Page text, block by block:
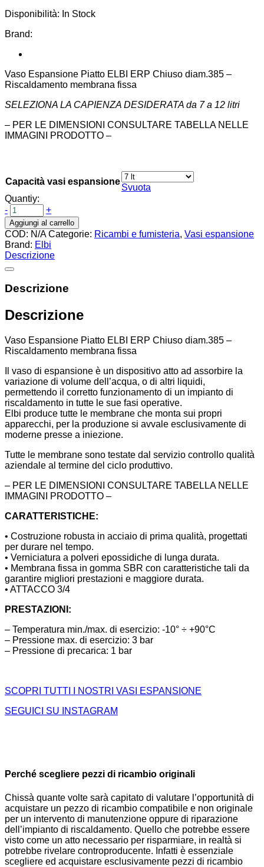
da
Disponibilità: In Stock
Brand:
Vaso Espansione Piatto ELBI ERP Chiuso diam.385 –
Riscaldamento membrana fissa
SELEZIONA LA CAPIENZA DESIDERATA da 7 a 12 litri
– PER LE DIMENSIONI CONSULTARE TABELLA NELLE
IMMAGINI PRODOTTO –
Capacità vasi espansione
Svuota
Quantiy:
-
+
Aggiungi al carrello
COD: N/A Categorie: Ricambi e fumisteria, Vasi espansione
Brand: Elbi
Descrizione
Descrizione
Descrizione
Vaso Espansione Piatto ELBI ERP Chiuso diam.385 –
Riscaldamento membrana fissa
Il vaso di espansione è un dispositivo atto ad assorbire la
variazione di volume dell’acqua, o di altri liquidi,
permettendo il corretto funzionamento di un impianto di
riscaldamento in tutte le sue fasi operative.
Elbi produce tutte le membrane che monta sui propri
apparecchi, per la produzione si avvale esclusivamente di
moderne presse a iniezione.
Tutte le membrane sono testate dal servizio controllo qualità
aziendale al termine del ciclo produttivo.
– PER LE DIMENSIONI CONSULTARE TABELLA NELLE
IMMAGINI PRODOTTO –
CARATTERISTICHE:
• Costruzione robusta in acciaio di prima qualità, progettati
per durare nel tempo.
• Verniciatura a polveri epossidiche di lunga durata.
• Membrana fissa in gomma SBR con caratteristiche tali da
garantire migliori prestazioni e maggiore durata.
• ATTACCO 3/4
PRESTAZIONI:
– Temperatura min./max. di esercizio: -10° ÷ +90°C
– Pressione max. di esercizio: 3 bar
– Pressione di precarica: 1 bar
SCOPRI TUTTI I NOSTRI VASI ESPANSIONE
SEGUICI SU INSTAGRAM
Perché scegliere pezzi di ricambio originali
Chissà quante volte sarà capitato di valutare l’opportunità di
acquistare un pezzo di ricambio compatibile e non originale
per un intervento di manutenzione oppure di riparazione
dell’impianto di riscaldamento. Quello che potrebbe essere
visto come un atto necessario per risparmiare, in realtà si
potrebbe rivelare controproducente. Infatti è essenziale
scegliere ed acquistare esclusivamente pezzi di ricambio